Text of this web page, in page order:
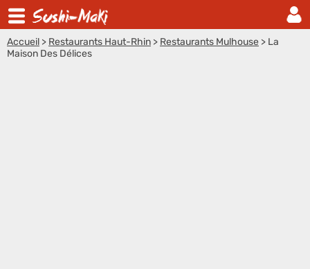
Accueil > Restaurants Haut-Rhin > Restaurants Mulhouse > La
Maison Des Délices